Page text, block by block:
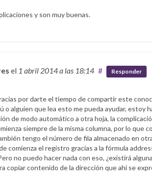
y son muy buenas.
el 1 abril 2014a las 18:14 # Responder
por darte el tiempo de compartir este
o alguien que lea esto me pueda ayudar, estoy
de modo automático a otra hoja, la
siempre de la misma columna, por lo que
tengo el número de fila almacenado en
comienza el registro gracias a la fórmula
no puedo hacer nada con eso, ¿existirá
copiar contenido de la dirección que ahí se